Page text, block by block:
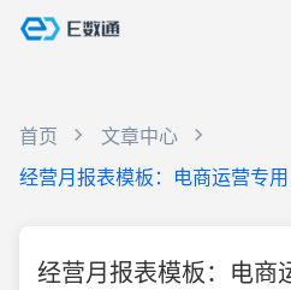
首页
文章中心
经营月报表模板：电商运营专
经营月报表模板：电商